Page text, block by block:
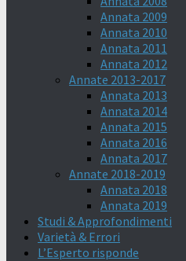
Annata 2009
Annata 2010
Annata 2011
Annata 2012
Annate 2013-2017
Annata 2013
Annata 2014
Annata 2015
Annata 2016
Annata 2017
Annate 2018-2019
Annata 2018
Annata 2019
Studi & Approfondimenti
Varietà & Errori
L’Esperto risponde